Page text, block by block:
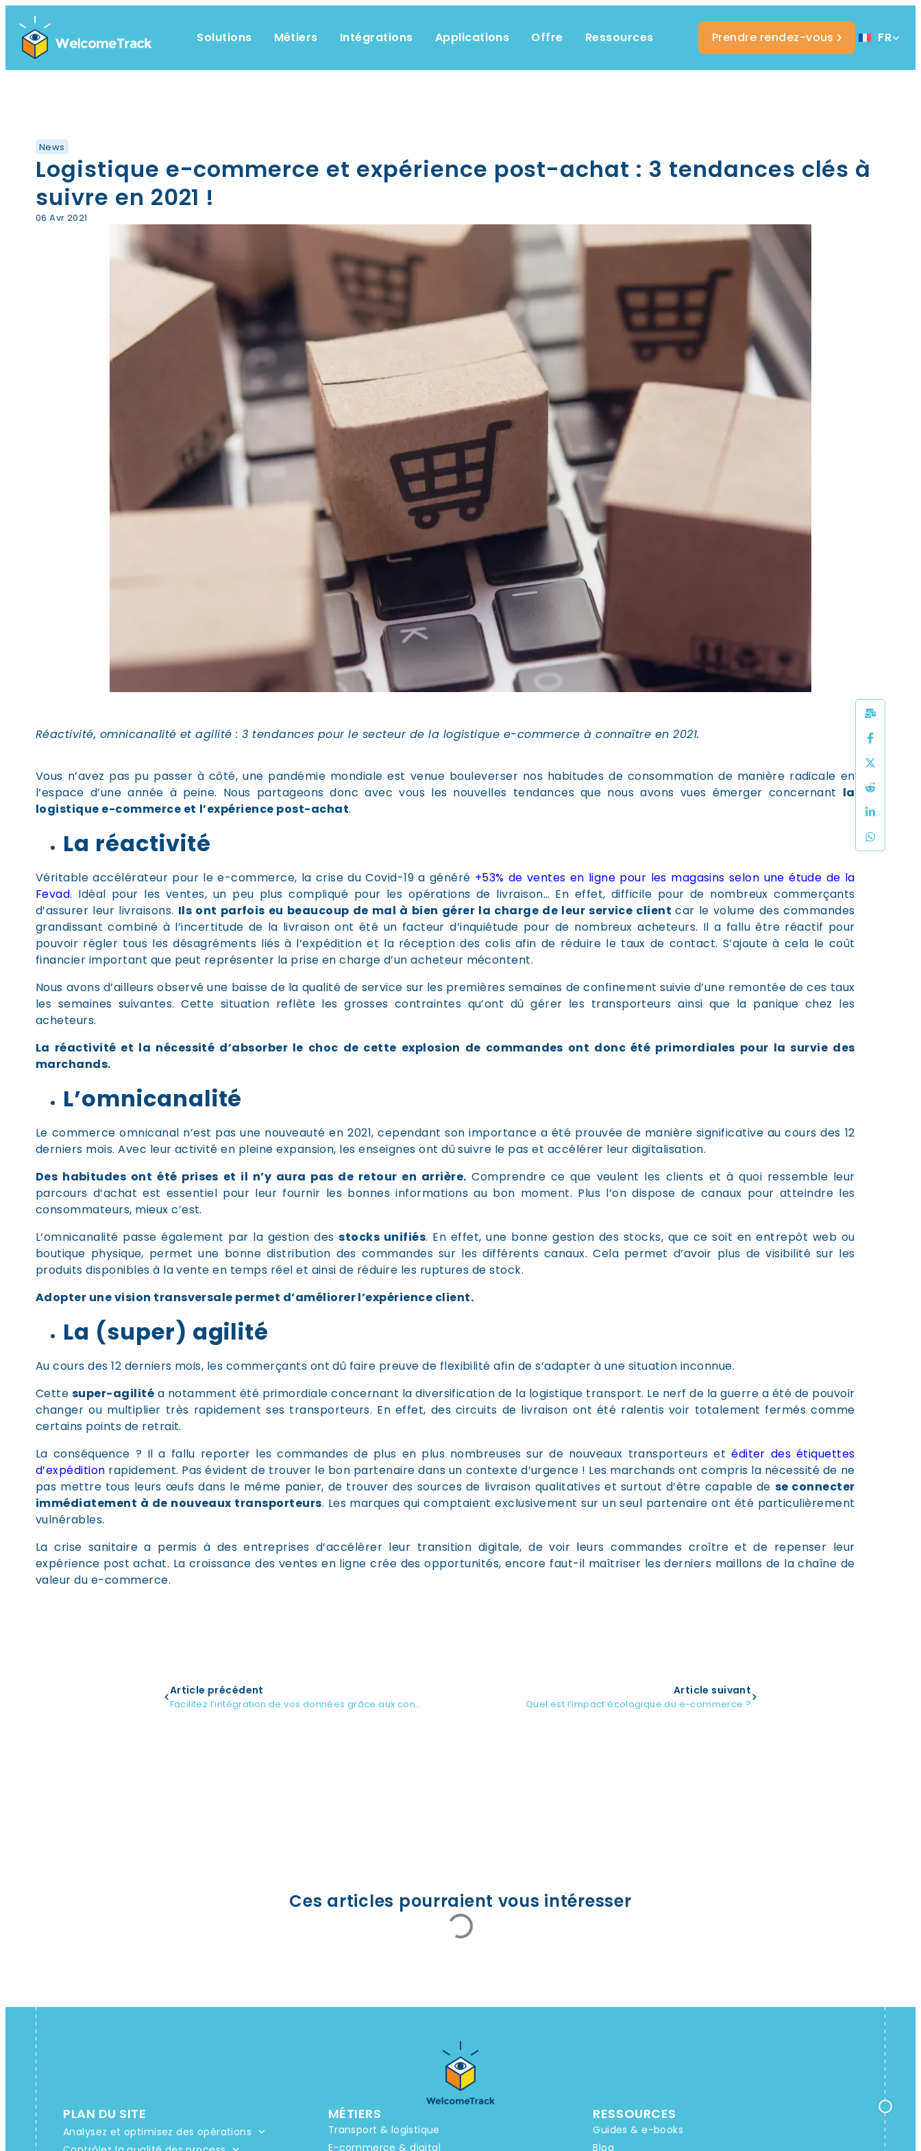
Solutions Métiers Intégrations Applications Offre Ressources Prendre rendez-vous FR
News
Logistique e-commerce et expérience post-achat : 3 tendances clés à
suivre en 2021 !
06 Avr 2021
Réactivité, omnicanalité et agilité : 3 tendances pour le secteur de la logistique e-commerce à connaître en 2021.
Vous n’avez pas pu passer à côté, une pandémie mondiale est venue bouleverser nos habitudes de consommation de manière radicale en
l’espace d’une année à peine. Nous partageons donc avec vous les nouvelles tendances que nous avons vues émerger concernant la
logistique e-commerce et l’expérience post-achat.
La réactivité
Véritable accélérateur pour le e-commerce, la crise du Covid-19 a généré +53% de ventes en ligne pour les magasins selon une étude de la
Fevad. Idéal pour les ventes, un peu plus compliqué pour les opérations de livraison… En effet, difficile pour de nombreux commerçants
d’assurer leur livraisons. Ils ont parfois eu beaucoup de mal à bien gérer la charge de leur service clientcar le volume des commandes
grandissant combiné à l’incertitude de la livraison ont été un facteur d’inquiétude pour de nombreux acheteurs. Il a fallu être réactif pour
pouvoir régler tous les désagréments liés à l’expédition et la réception des colis afin de réduire le taux de contact. S’ajoute à cela le coût
financier important que peut représenter la prise en charge d’un acheteur mécontent.
Nous avons d’ailleurs observé une baisse de la qualité de service sur les premières semaines de confinement suivie d’une remontée de ces taux
les semaines suivantes. Cette situation reflète les grosses contraintes qu’ont dû gérer les transporteurs ainsi que la panique chez les
acheteurs.
La réactivité et la nécessité d’absorber le choc de cette explosion de commandes ont donc été primordiales pour la survie des
marchands.
L’omnicanalité
Le commerce omnicanal n’est pas une nouveauté en 2021, cependant son importance a été prouvée de manière significative au cours des 12
derniers mois. Avec leur activité en pleine expansion, les enseignes ont dû suivre le pas et accélérer leur digitalisation.
Des habitudes ont été prises et il n’y aura pas de retour en arrière. Comprendre ce que veulent les clients et à quoi ressemble leur
parcours d’achat est essentiel pour leur fournir les bonnes informations au bon moment. Plus l’on dispose de canaux pour atteindre les
consommateurs, mieux c’est.
L’omnicanalité passe également par la gestion desstocks unifiés. En effet, une bonne gestion des stocks, que ce soit en entrepôt web ou
boutique physique, permet une bonne distribution des commandes sur les différents canaux. Cela permet d’avoir plus de visibilité sur les
produits disponibles à la vente en temps réel et ainsi de réduire les ruptures de stock.
Adopter une vision transversale permet d’améliorer l’expérience client.
La (super) agilité
Au cours des 12 derniers mois, les commerçants ont dû faire preuve de flexibilité afin de s’adapter à une situation inconnue.
Cette super-agilité a notamment été primordiale concernant la diversification de la logistique transport. Le nerf de la guerre a été de pouvoir
changer ou multiplier très rapidement ses transporteurs. En effet, des circuits de livraison ont été ralentis voir totalement fermés comme
certains points de retrait.
La conséquence ? Il a fallu reporter les commandes de plus en plus nombreuses sur de nouveaux transporteurs etéditer des étiquettes
d’expédition rapidement. Pas évident de trouver le bon partenaire dans un contexte d’urgence ! Les marchands ont compris la nécessité de ne
pas mettre tous leurs œufs dans le même panier, de trouver des sources de livraison qualitatives et surtout d’être capable de se connecter
immédiatement à de nouveaux transporteurs. Les marques qui comptaient exclusivement sur un seul partenaire ont été particulièrement
vulnérables.
La crise sanitaire a permis à des entreprises d’accélérer leur transition digitale, de voir leurs commandes croître et de repenser leur
expérience post achat. La croissance des ventes en ligne crée des opportunités, encore faut-il maîtriser les derniers maillons de la chaîne de
valeur du e-commerce.
Article précédent
Facilitez l’intégration de vos données grâce aux connecteurs
Article suivant
Quel est l’impact écologique du e-commerce ?
Ces articles pourraient vous intéresser
PLAN DU SITE
Analysez et optimisez des opérations
MÉTIERS
Transport & logistique
E-commerce & digital
RESSOURCES
Guides & e-books
Blog